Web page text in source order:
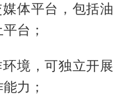
体平台，包括油
台；
境，可独立开展
力；